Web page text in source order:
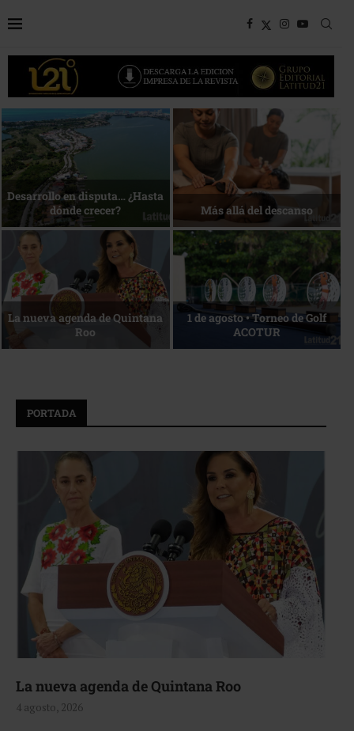
Bottega, un viaje servido a la
mesa
Energía que Impulsa la
competitividad
Reconocimiento de viajeros La esencia del servicio
PORTADA
La nueva agenda de Quintana Roo
4 agosto, 2026